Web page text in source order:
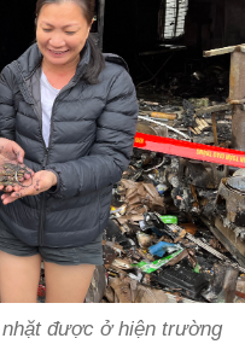
được ở hiện trường